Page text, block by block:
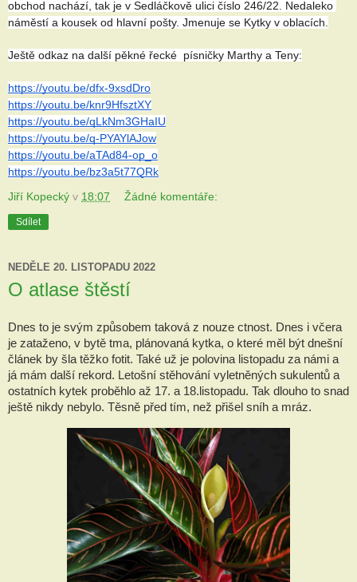
obchod nachází, tak je v Sedláčkově ulici číslo 246/22. Nedaleko
náměstí a kousek od hlavní pošty. Jmenuje se Kytky v oblacích.
Ještě odkaz na další pěkné řecké  písničky Marthy a Teny:
https://youtu.be/dfx-9xsdDro
https://youtu.be/knr9HfsztXY
https://youtu.be/qLkNm3GHaIU
https://youtu.be/q-PYAYlAJow
https://youtu.be/aTAd84-op_o
https://youtu.be/bz3a5t77QRk
Jiří Kopecký v 18:07 Žádné komentáře:
Sdílet
NEDĚLE 20. LISTOPADU 2022
O atlase štěstí
Dnes to je svým způsobem taková z nouze ctnost. Dnes i včera
je zataženo, v bytě tma, plánovaná kytka, o které měl být dnešní
článek by šla těžko fotit. Také už je polovina listopadu za námi a
já mám další rekord. Letošní stěhování vyletněných sukulentů a
ostatních kytek proběhlo až 17. a 18.listopadu. Tak dlouho to snad
ještě nikdy nebylo. Těsně před tím, než přišel sníh a mráz.